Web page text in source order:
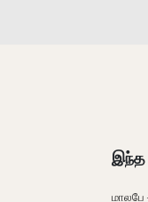
இந்த